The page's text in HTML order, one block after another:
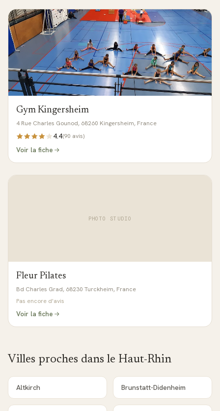
Gym Kingersheim
4 Rue Charles Gounod, 68260 Kingersheim, France
4.4(90 avis)
Voir la fiche
PHOTO STUDIO
Fleur Pilates
Bd Charles Grad, 68230 Turckheim, France
Pas encore d'avis
Voir la fiche
Villes proches dans le Haut-Rhin
Altkirch Brunstatt-Didenheim